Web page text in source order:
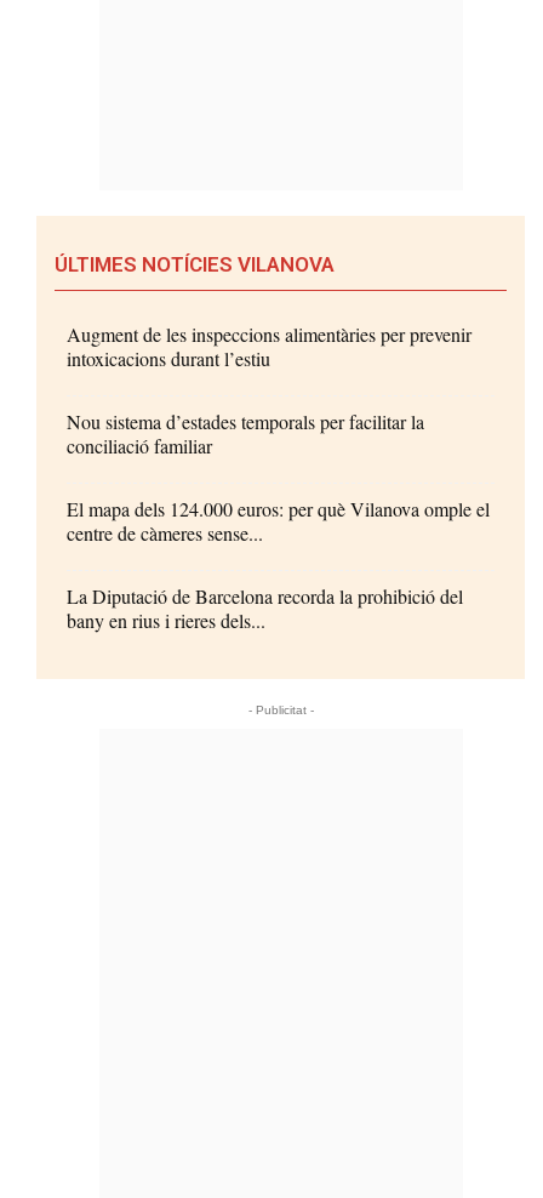
ÚLTIMES NOTÍCIES VILANOVA
Augment de les inspeccions alimentàries per prevenir
intoxicacions durant l’estiu
Nou sistema d’estades temporals per facilitar la
conciliació familiar
El mapa dels 124.000 euros: per què Vilanova omple el
centre de càmeres sense...
La Diputació de Barcelona recorda la prohibició del
bany en rius i rieres dels...
- Publicitat -